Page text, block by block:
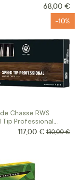
68,00 €
Chasse RWS
Tip Professional
.270 Win.
-10%
Prix Spécial
117,00 € Prix normal
130,00 €